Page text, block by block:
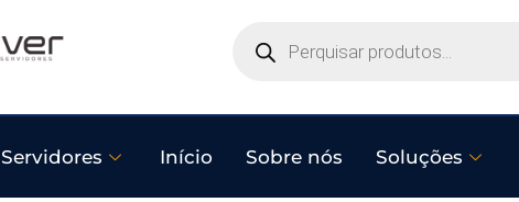
Servidores Início Sobre nós Soluções